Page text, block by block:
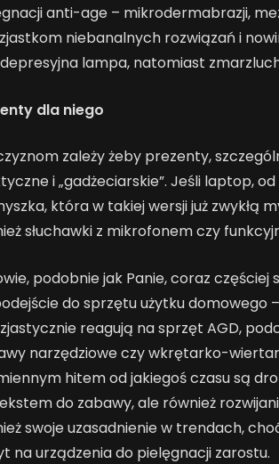
anti-age – mikrodermabrazji,
niebanalnych rozwiązań i
lampa, natomiast
dla niego
zależy żeby prezenty,
i „gadżeciarskie”. Jeśli laptop,
która w takiej wersji już zwykłą
słuchawki z mikrofonem czy
podobnie jak Panie, coraz
do sprzętu użytku domowego
reagują na sprzęt AGD,
narzędziowe czy wkrętarko-
hitem od jakiegoś czasu są
do zabawy, ale również
swoje uzasadnienie w trendach,
na urządzenia do pielęgnacji zarostu.